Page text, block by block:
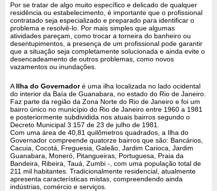
Por se tratar de algo muito específico e delicado de qualquer
residência ou estabelecimento, é importante que o profissional
contratado seja especializado e preparado para identificar o
problema e resolvê-lo. Por mais simples que algumas
atividades pareçam, como trocar a torneira do banheiro ou
desentupimentos, a presença de um profissional pode garantir
que a situação seja completamente solucionada e ainda evite o
desencadeamento de outros problemas, como novos
vazamentos ou inundações.
A Ilha do Governadoré uma ilha localizada no lado ocidental
do interior da Baía de Guanabara, no estado do Rio de Janeiro.
Faz parte da região da Zona Norte do Rio de Janeiro e foi um
bairro único no município do Rio de Janeiro entre 1960 a 1981
e posteriormente subdividida nos atuais bairros segundo o
Decreto Municipal 3.157 de 23 de julho de 1981.
Com uma área de 40,81 quilômetros quadrados, a Ilha do
Governador compreende quatorze bairros que são: Bancários,
Cacuia, Cocotá, Freguesia, Galeão, Jardim Carioca, Jardim
Guanabara, Moneró, Pitangueiras, Portuguesa, Praia da
Bandeira, Ribeira, Tauá, Zumbi -, com uma população total de
211 mil habitantes. Tradicionalmente residencial, atualmente
apresenta características mistas, compreendendo ainda
indústrias, comércio e serviços.